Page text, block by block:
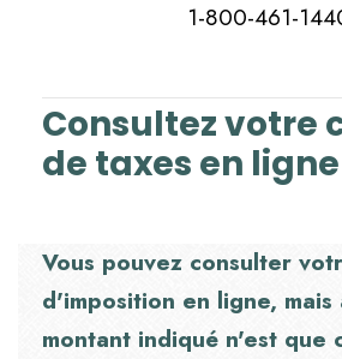
1-800-461-
Consultez votre
de taxes en ligne
Vous pouvez consulter
d'imposition en ligne,
montant indiqué n'est que